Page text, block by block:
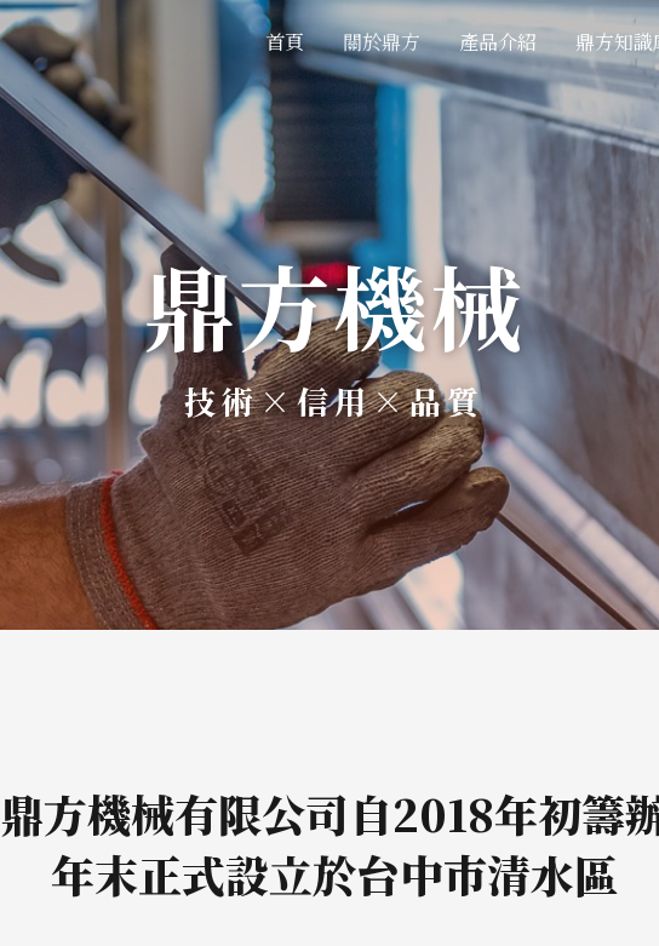
首頁 關於鼎方 產品介紹 鼎方知識
鼎方機械
技術×信用×品質
鼎方機械有限公司自2018年初籌
年末正式設立於台中市清水區